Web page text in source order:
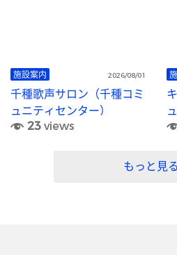
施設案内 2026/08/01
千種歌声サロン（千種コミ
ュニティセンター）
23views
もっと見る